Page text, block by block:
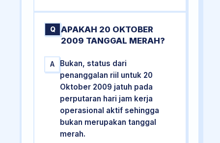
Q
APAKAH 20 OKTOBER
2009 TANGGAL MERAH?
A
Bukan, status dari
penanggalan riil untuk 20
Oktober 2009 jatuh pada
perputaran hari jam kerja
operasional aktif sehingga
bukan merupakan tanggal
merah.